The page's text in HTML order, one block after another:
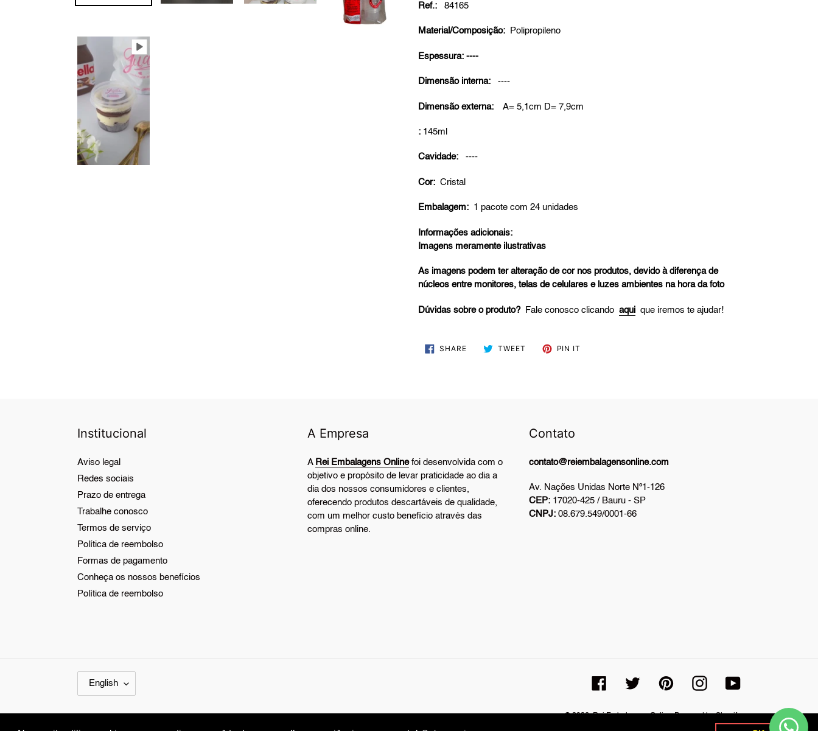
Ref.: 84165
Material/Composição: Polipropileno
Espessura: ----
Dimensão interna: ----
Dimensão externa: A= 5,1cm D= 7,9cm
: 145ml
Cavidade: ----
Cor: Cristal
Embalagem: 1 pacote com 24 unidades
Informações adicionais:
Imagens meramente ilustrativas
As imagens podem ter alteração de cor nos produtos, devido à diferença de
núcleos entre monitores, telas de celulares e luzes ambientes na hora da foto
Dúvidas sobre o produto? Fale conosco clicando aqui que iremos te ajudar!
SHARESHARE
ON
TWEET TWEET PIN IT
Institucional
Aviso legal
Redes sociais
Prazo de entrega
Trabalhe conosco
Termos de serviço
Política de reembolso
Formas de pagamento
Conheça os nossos benefícios
Política de reembolso
A Empresa
A Rei Embalagens Onlinefoi desenvolvida com o
objetivo e propósito de levar praticidade ao dia a
dia dos nossos consumidores e clientes,
oferecendo produtos descartáveis de qualidade,
com um melhor custo benefício através das
compras online.
Contato
contato@reiembalagensonline.com
Av. Nações Unidas Norte Nº1-126
CEP:17020-425 / Bauru - SP
CNPJ: 08.679.549/0001-66
A
N
English FacebookTwitter PinterestInstagramYouTube
© 2026,Rei Embalagens Online Powered by Shopify